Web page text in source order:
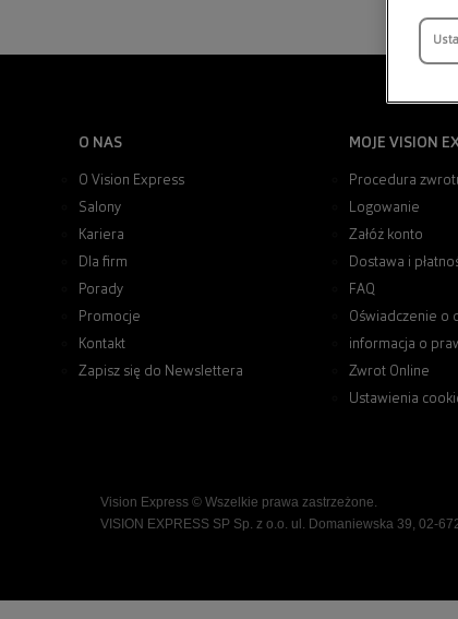
O NAS
O Vision Express
Salony
Kariera
Dla firm
Porady
Promocje
Kontakt
Zapisz się do Newslettera
MOJE VISION
Procedura
Logowanie
Załóż konto
Dostawa i
FAQ
Oświadczenie o
informacja o
Zwrot Online
Ustawienia
Vision Express © Wszelkie prawa zastrzeżone.
VISION EXPRESS SP Sp. z o.o. ul. Domaniewska 39, 02-